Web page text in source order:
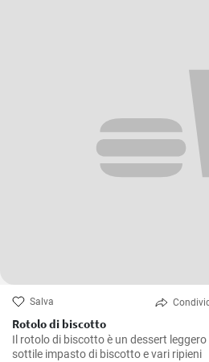
Salva
Rotolo di biscotto
Il rotolo di biscotto è un dessert
sottile impasto di biscotto e vari ripieni